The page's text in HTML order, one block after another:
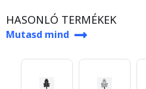
HASONLÓ TERMÉKEK
Mutasd mind